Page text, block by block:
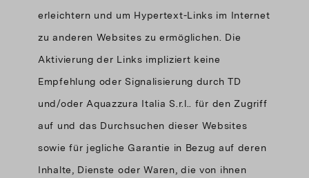
erleichtern und um Hypertext-Links im Internet
zu anderen Websites zu ermöglichen. Die
Aktivierung der Links impliziert keine
Empfehlung oder Signalisierung durch TD
und/oder Aquazzura Italia S.r.l.. für den Zugriff
auf und das Durchsuchen dieser Websites
sowie für jegliche Garantie in Bezug auf deren
Inhalte, Dienste oder Waren, die von ihnen